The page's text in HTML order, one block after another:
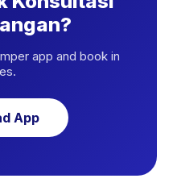
app and book in
App